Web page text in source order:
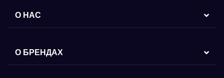
О НАС
О БРЕНДАХ